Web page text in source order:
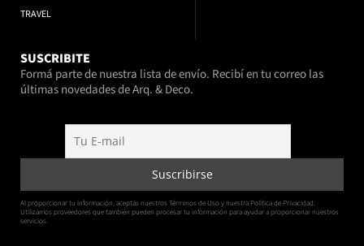
TRAVEL
SUSCRIBITE
Formá parte de nuestra lista de envío. Recibí en tu correo las
últimas novedades de Arq. & Deco.
Al proporcionar tu información, aceptás nuestros Términos de Uso y nuestra Política de Privacidad.
Utilizamos proveedores que también pueden procesar tu información para ayudar a proporcionar nuestros
servicios.